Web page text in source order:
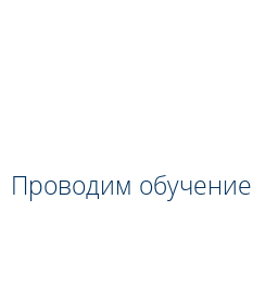
Проводим